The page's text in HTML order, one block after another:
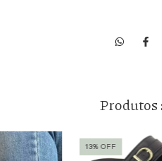
Produtos
13%OFF